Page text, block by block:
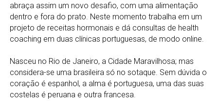
abraça assim um novo desafio, com uma alimentação
dentro e fora do prato. Neste momento trabalha em um
projeto de receitas hormonais e dá consultas de health
coaching em duas clínicas portuguesas, de modo online.
Nasceu no Rio de Janeiro, a Cidade Maravilhosa; mas
considera-se uma brasileira só no sotaque. Sem dúvida o
coração é espanhol, a alma é portuguesa, uma das suas
costelas é peruana e outra francesa.